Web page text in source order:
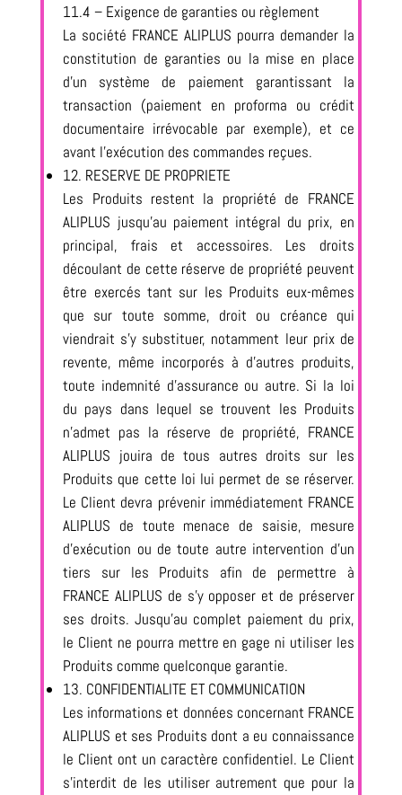
11.4 – Exigence de garanties ou règlement
La société FRANCE ALIPLUS pourra demander la
constitution de garanties ou la mise en place
d’un système de paiement garantissant la
transaction (paiement en proforma ou crédit
documentaire irrévocable par exemple), et ce
avant l’exécution des commandes reçues.
12. RESERVE DE PROPRIETE
Les Produits restent la propriété de FRANCE
ALIPLUS jusqu’au paiement intégral du prix, en
principal, frais et accessoires. Les droits
découlant de cette réserve de propriété peuvent
être exercés tant sur les Produits eux-mêmes
que sur toute somme, droit ou créance qui
viendrait s’y substituer, notamment leur prix de
revente, même incorporés à d’autres produits,
toute indemnité d’assurance ou autre. Si la loi
du pays dans lequel se trouvent les Produits
n’admet pas la réserve de propriété, FRANCE
ALIPLUS jouira de tous autres droits sur les
Produits que cette loi lui permet de se réserver.
Le Client devra prévenir immédiatement FRANCE
ALIPLUS de toute menace de saisie, mesure
d’exécution ou de toute autre intervention d’un
tiers sur les Produits afin de permettre à
FRANCE ALIPLUS de s’y opposer et de préserver
ses droits. Jusqu’au complet paiement du prix,
le Client ne pourra mettre en gage ni utiliser les
Produits comme quelconque garantie.
13. CONFIDENTIALITE ET COMMUNICATION
Les informations et données concernant FRANCE
ALIPLUS et ses Produits dont a eu connaissance
le Client ont un caractère confidentiel. Le Client
s’interdit de les utiliser autrement que pour la